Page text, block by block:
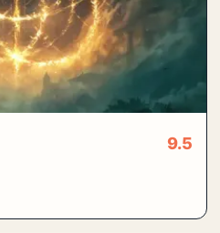
9.5